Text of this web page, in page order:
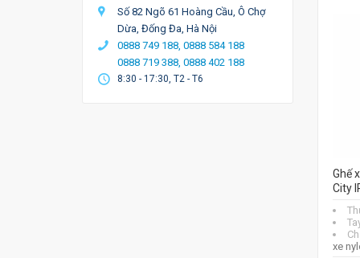
Số 82 Ngõ 61 Hoàng Cầu, Ô Chợ
Dừa, Đống Đa, Hà Nội
0888 749 188, 0888 584 188
0888 719 388, 0888 402 188
8:30 - 17:30, T2 - T6
Ghế
City
xe